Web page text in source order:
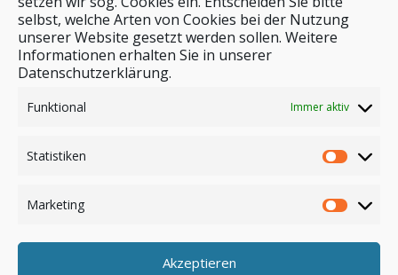
selbst, welche Arten von Cookies bei der Nutzung
unserer Website gesetzt werden sollen. Weitere
Informationen erhalten Sie in unserer
Datenschutzerklärung.
Funktional Immer aktiv
Statistiken
Marketing
Akzeptieren
Stichwortsuche